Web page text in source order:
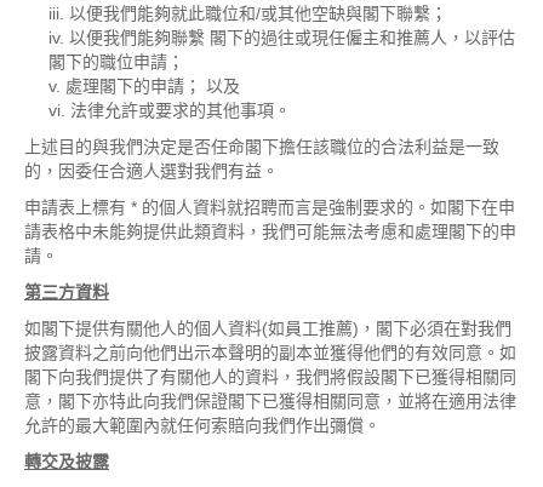
以便我們能夠就此職位和/或其他空缺與閣下聯繫；
以便我們能夠聯繫 閣下的過往或現任僱主和推薦人，以評估
閣下的職位申請；
處理閣下的申請； 以及
法律允許或要求的其他事項。
上述目的與我們決定是否任命閣下擔任該職位的合法利益是一致
的，因委任合適人選對我們有益。
申請表上標有 * 的個人資料就招聘而言是強制要求的。如閣下在申
請表格中未能夠提供此類資料，我們可能無法考慮和處理閣下的申
請。
第三方資料
如閣下提供有關他人的個人資料(如員工推薦)，閣下必須在對我們
披露資料之前向他們出示本聲明的副本並獲得他們的有效同意。如
閣下向我們提供了有關他人的資料，我們將假設閣下已獲得相關同
意，閣下亦特此向我們保證閣下已獲得相關同意，並將在適用法律
允許的最大範圍內就任何索賠向我們作出彌償。
轉交及披露